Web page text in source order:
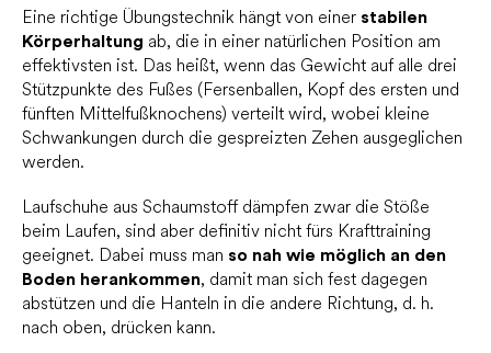
Eine richtige Übungstechnik hängt von einer stabilen
Körperhaltung ab, die in einer natürlichen Position am
effektivsten ist. Das heißt, wenn das Gewicht auf alle drei
Stützpunkte des Fußes (Fersenballen, Kopf des ersten und
fünften Mittelfußknochens) verteilt wird, wobei kleine
Schwankungen durch die gespreizten Zehen ausgeglichen
werden.
Laufschuhe aus Schaumstoff dämpfen zwar die Stöße
beim Laufen, sind aber definitiv nicht fürs Krafttraining
geeignet. Dabei muss man so nah wie möglich an den
Boden herankommen, damit man sich fest dagegen
abstützen und die Hanteln in die andere Richtung, d. h.
nach oben, drücken kann.